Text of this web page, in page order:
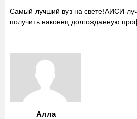
Самый лучший вуз на свете!АИСИ-
получить наконец долгожданную
Алла